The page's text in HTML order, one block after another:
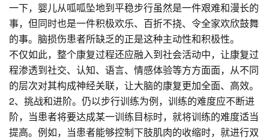
一下，婴儿从呱呱坠地到平稳步行虽然是一件艰难和漫长的
事，但同时也是一件积极欢乐、百折不挠、令全家欢欣鼓舞
的事。脑损伤患者所缺乏的正是这种主动性和积极性。
不仅如此，整个康复过程还应融入到社会活动中，让康复过
程渗透到社交、认知、语言、情感体验等方方面面，从不同
的层次对其构成神经关联，让大脑的康复更加全面、高效。
2、挑战和进阶。仍以步行训练为例，训练的难度应不断进
阶，当患者将要达成某一训练目标时，就将训练的难度适当
提高。例如，当患者能够控制下肢肌肉的收缩时，就进行双